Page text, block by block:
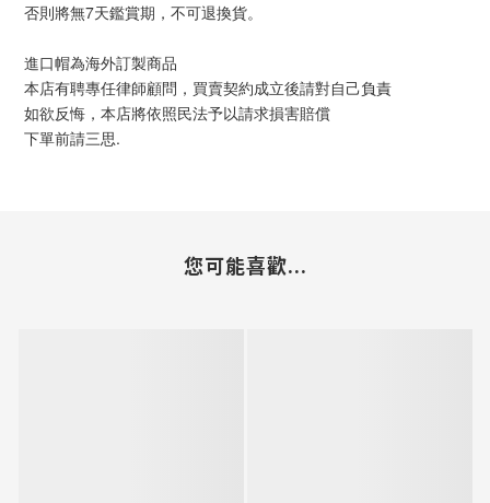
否則將無7天鑑賞期，不可退換貨。
進口帽為海外訂製商品
本店有聘專任律師顧問，買賣契約成立後請對自己負責
如欲反悔，本店將依照民法予以請求損害賠償
下單前請三思.
您可能喜歡...